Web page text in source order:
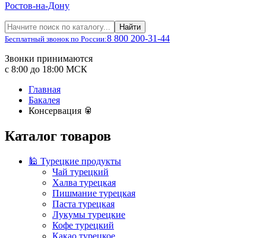
Ростов-на-Дону
Найти
Бесплатный звонок по России:8 800 200-31-44
Звонки принимаются
с 8:00 до 18:00 МСК
Главная
Бакалея
Консервация 🥫
Каталог товаров
🕌 Турецкие продукты
Чай турецкий
Халва турецкая
Пишмание турецкая
Паста турецкая
Лукумы турецкие
Кофе турецкий
Какао турецкое